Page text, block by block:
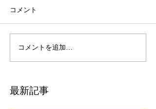
コメント
コメントを追加…
最新記事